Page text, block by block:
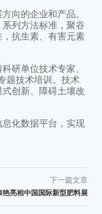
向的企业和产品。
列方法标准，聚谷
抗生素、有害元素
研单位技术专家、
题技术培训。技术
创新、障碍土壤改
化数据平台，实现
下一篇文章
艳亮相中国国际新型肥料展